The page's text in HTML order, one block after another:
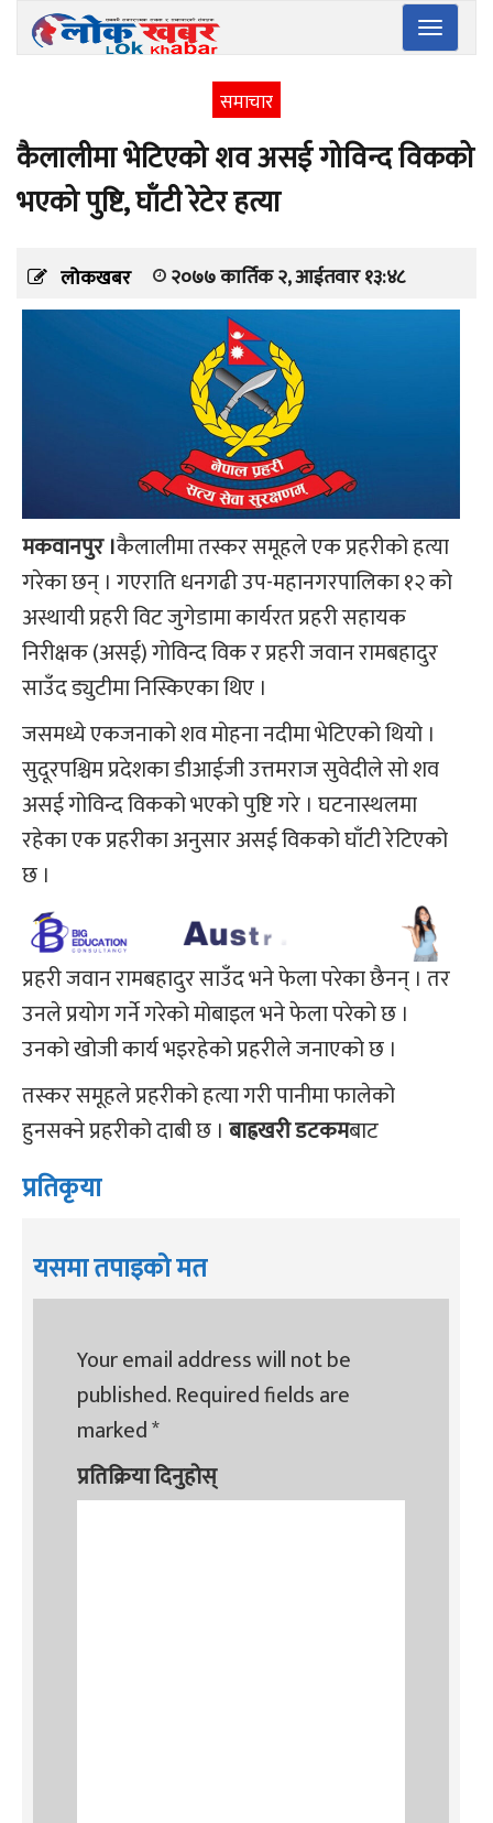
Toggle
समाचार
कैलालीमा भेटिएको शव असई गोविन्द विकको
भएको पुष्टि, घाँटी रेटेर हत्या
लोकखबर २०७७ कार्तिक २, आईतवार १३:४८
मकवानपुर ।कैलालीमा तस्कर समूहले एक प्रहरीको हत्या
गरेका छन् । गएराति धनगढी उप-महानगरपालिका १२ को
अस्थायी प्रहरी विट जुगेडामा कार्यरत प्रहरी सहायक
निरीक्षक (असई) गोविन्द विक र प्रहरी जवान रामबहादुर
साउँद ड्युटीमा निस्किएका थिए ।
जसमध्ये एकजनाको शव मोहना नदीमा भेटिएको थियो ।
सुदूरपश्चिम प्रदेशका डीआईजी उत्तमराज सुवेदीले सो शव
असई गोविन्द विकको भएको पुष्टि गरे । घटनास्थलमा
रहेका एक प्रहरीका अनुसार असई विकको घाँटी रेटिएको
छ ।
प्रहरी जवान रामबहादुर साउँद भने फेला परेका छैनन् । तर
उनले प्रयोग गर्ने गरेको मोबाइल भने फेला परेको छ ।
उनको खोजी कार्य भइरहेको प्रहरीले जनाएको छ ।
तस्कर समूहले प्रहरीको हत्या गरी पानीमा फालेको
हुनसक्ने प्रहरीको दाबी छ । बाह्रखरी डटकमबाट
प्रतिकृया
यसमा तपाइको मत
Your email address will not be
published.Required fields are
marked*
प्रतिक्रिया दिनुहोस्